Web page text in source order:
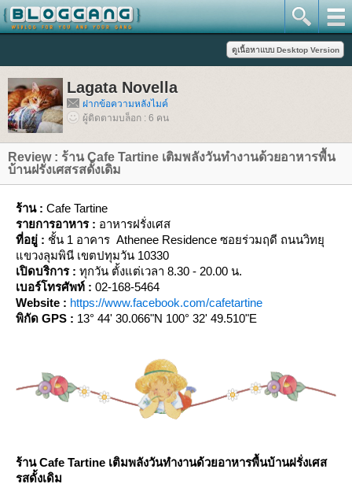
Lagata Novella
ฝากข้อความหลังไมค์
ผู้ติดตามบล็อก : 6 คน
Review : ร้าน Cafe Tartine เติมพลังวันทำงานด้วยอาหารพื้น
บ้านฝรั่งเศสรสดั้งเดิม
ร้าน : Cafe Tartine
รายการอาหาร : อาหารฝรั่งเศส
ที่อยู่ : ชั้น 1 อาคาร Athenee Residence ซอยร่วมฤดี ถนนวิทยุ
ขวงลุมพินี เขตปทุมวัน 10330
เปิดบริการ : ทุกวัน ตั้งแต่เวลา 8.30 - 20.00 น.
เบอร์โทรศัพท์ : 02-168-5464
Website : https://www.facebook.com/cafetartine
พิกัด GPS : 13° 44' 30.066"N 100° 32' 49.510"E
ร้าน Cafe Tartine เติมพลังวันทำงานด้วยอาหารพื้นบ้านฝรั่งเศส
รสดั้งเดิม